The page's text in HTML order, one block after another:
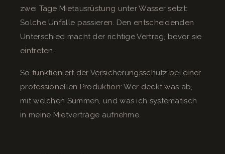
zwei Tage Mietausrüstung unter Wasser setzt:
Solche Unfälle passieren. Den entscheidenden
Unterschied macht der richtige Vertrag, bevor sie
eintreten.
So funktioniert der Versicherungsschutz bei einer
professionellen Produktion: Wer deckt was ab,
mit welchen Summen, und was ich systematisch
in meine Mietverträge aufnehme.